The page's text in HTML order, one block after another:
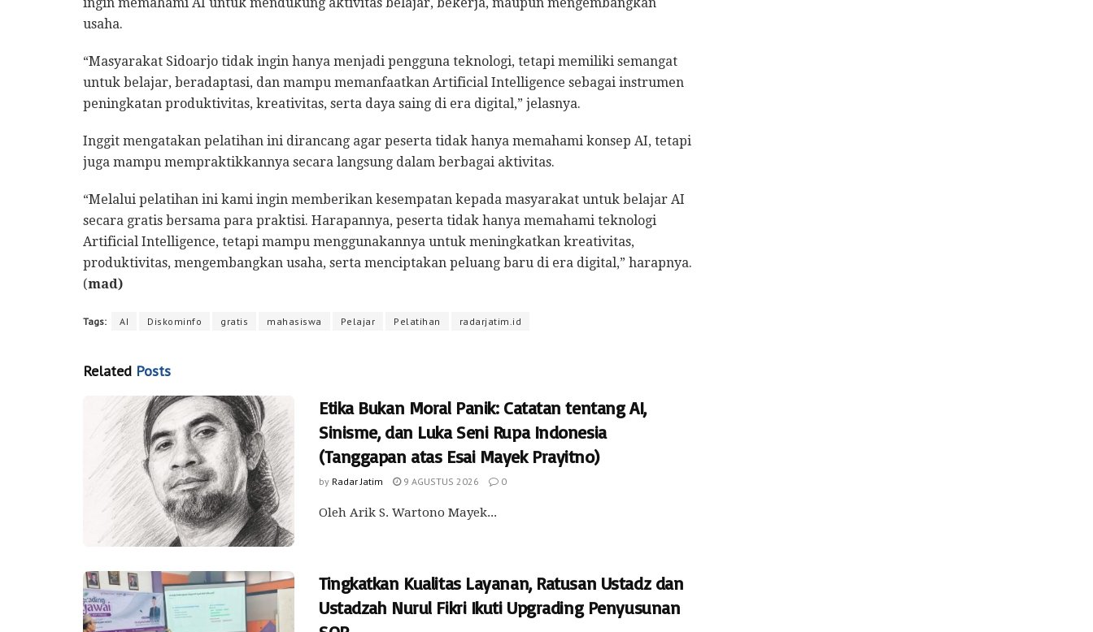
ingin memahami AI untuk mendukung aktivitas belajar, bekerja, maupun mengembangkan
usaha.
“Masyarakat Sidoarjo tidak ingin hanya menjadi pengguna teknologi, tetapi memiliki semangat
untuk belajar, beradaptasi, dan mampu memanfaatkan Artificial Intelligence sebagai instrumen
peningkatan produktivitas, kreativitas, serta daya saing di era digital,” jelasnya.
Inggit mengatakan pelatihan ini dirancang agar peserta tidak hanya memahami konsep AI, tetapi
juga mampu mempraktikkannya secara langsung dalam berbagai aktivitas.
“Melalui pelatihan ini kami ingin memberikan kesempatan kepada masyarakat untuk belajar AI
secara gratis bersama para praktisi. Harapannya, peserta tidak hanya memahami teknologi
Artificial Intelligence, tetapi mampu menggunakannya untuk meningkatkan kreativitas,
produktivitas, mengembangkan usaha, serta menciptakan peluang baru di era digital,” harapnya.
(mad)
Tags: AI Diskominfo gratis mahasiswa Pelajar Pelatihan radarjatim.id
Related Posts
Etika Bukan Moral Panik: Catatan tentang AI,
Sinisme, dan Luka Seni Rupa Indonesia
(Tanggapan atas Esai Mayek Prayitno)
by Radar Jatim 9 AGUSTUS 2026 0
Oleh Arik S. Wartono Mayek...
Tingkatkan Kualitas Layanan, Ratusan Ustadz dan
Ustadzah Nurul Fikri Ikuti Upgrading Penyusunan